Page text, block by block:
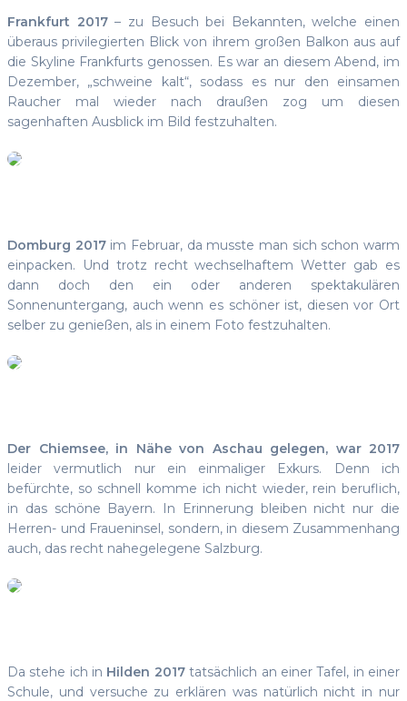
Frankfurt 2017– zu Besuch bei Bekannten, welche einen
überaus privilegierten Blick von ihrem großen Balkon aus auf
die Skyline Frankfurts genossen. Es war an diesem Abend, im
Dezember, „schweine kalt“, sodass es nur den einsamen
Raucher mal wieder nach draußen zog um diesen
sagenhaften Ausblick im Bild festzuhalten.
Domburg 2017im Februar, da musste man sich schon warm
einpacken. Und trotz recht wechselhaftem Wetter gab es
dann doch den ein oder anderen spektakulären
Sonnenuntergang, auch wenn es schöner ist, diesen vor Ort
selber zu genießen, als in einem Foto festzuhalten.
Der Chiemsee, in Nähe von Aschau gelegen, war 2017
leider vermutlich nur ein einmaliger Exkurs. Denn ich
befürchte, so schnell komme ich nicht wieder, rein beruflich,
in das schöne Bayern. In Erinnerung bleiben nicht nur die
Herren- und Fraueninsel, sondern, in diesem Zusammenhang
auch, das recht nahegelegene Salzburg.
Da stehe ich in Hilden 2017tatsächlich an einer Tafel, in einer
Schule, und versuche zu erklären was natürlich nicht in nur